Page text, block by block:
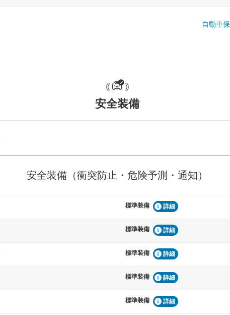
自動車
安全装備
突を回避するプリクラッシュブレ
どが装備されています。
見えにくい場所に潜む
テムなどが装備されて
されています
車間距離制御
ブ・クルーズ・コント
ブラインドモニターなどが装備さ
衝撃軽減
るSRSエアバッグシス
ルトなどが装備されて
安全装備（衝突防止・危険予測・通知）
標準装備 詳細
標準装備 詳細
標準装備 詳細
標準装備 詳細
標準装備 詳細